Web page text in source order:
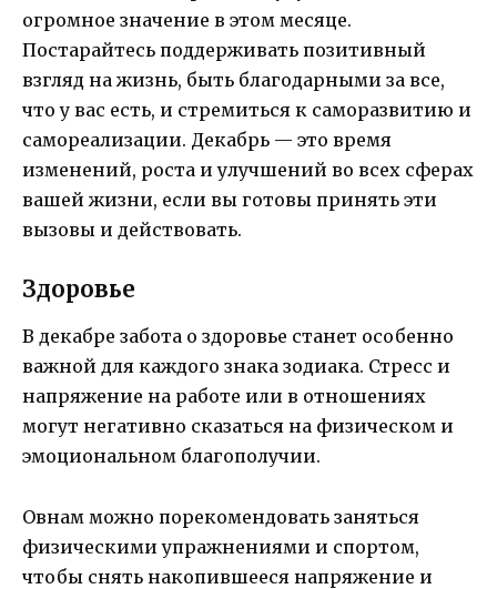
огромное значение в этом месяце.
Постарайтесь поддерживать позитивный
взгляд на жизнь, быть благодарными за все,
что у вас есть, и стремиться к саморазвитию и
самореализации. Декабрь — это время
изменений, роста и улучшений во всех сферах
вашей жизни, если вы готовы принять эти
вызовы и действовать.
Здоровье
В декабре забота о здоровье станет особенно
важной для каждого знака зодиака. Стресс и
напряжение на работе или в отношениях
могут негативно сказаться на физическом и
эмоциональном благополучии.
Овнам можно порекомендовать заняться
физическими упражнениями и спортом,
чтобы снять накопившееся напряжение и